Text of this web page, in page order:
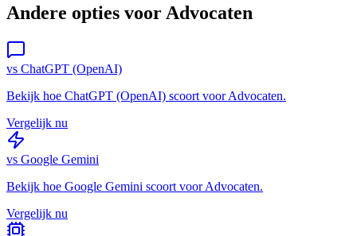
Andere opties voorAdvocaten
vs ChatGPT (OpenAI)
Bekijk hoe ChatGPT (OpenAI) scoort voorAdvocaten.
Vergelijk nu
vs Google Gemini
Bekijk hoe Google Gemini scoort voorAdvocaten.
Vergelijk nu